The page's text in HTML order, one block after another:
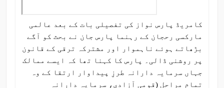
کامریڈ پارس نواز کی تفصیلی بات کے بعد عالمی
مارکسی رحجان کے رہنما پارس جان نے بحث کو آگے
بڑھاتے ہوئے ناہموار اور مشترکہ ترقی کے قانون
پر روشنی ڈالی۔ پارس کا کہنا تھا کہ ایسے ممالک
جہاں سرمایہ دارانہ طرزِ پیداوار ارتقا کے وہ
تمام مراحل (قومی آزادی، سرمایہ دارانہ